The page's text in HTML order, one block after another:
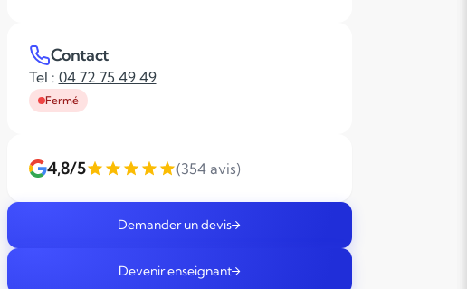
Contact
Tel : 04 72 75 49 49
Fermé
4,8/5 (354 avis)
Demander un devis
Devenir enseignant